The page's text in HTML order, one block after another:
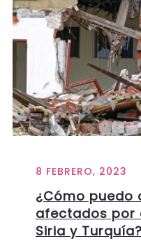
8 FEBRERO, 2023
¿Cómo puedo
afectados por
Siria y Turquía?